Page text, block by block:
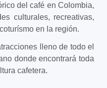
del café en Colombia,
culturales, recreativas,
en la región.
lleno de todo el
donde encontrará toda
cafetera.